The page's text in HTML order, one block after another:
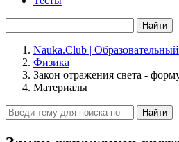
Найти
Nauka.Club |
Физика
Закон отражения света -
Материалы
Найти